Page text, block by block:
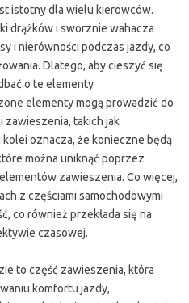
istotny dla wielu kierowców.
drążków i sworznie wahacza
i nierówności podczas jazdy, co
Dlatego, aby cieszyć się
o te elementy
elementy mogą prowadzić do
zawieszenia, takich jak
oznacza, że konieczne będą
można uniknąć poprzez
zawieszenia. Co więcej,
z częściami samochodowymi
co również przekłada się na
czasowej.
to część zawieszenia, która
komfortu jazdy,